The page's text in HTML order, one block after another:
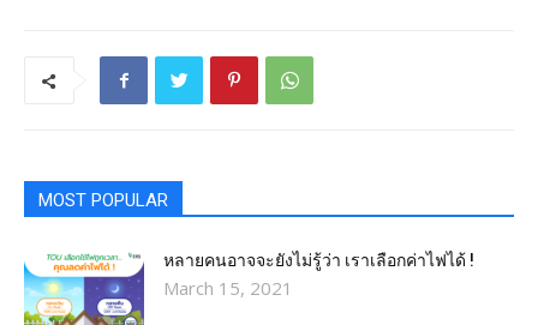
MOST POPULAR
หลายคนอาจจะยังไม่รู้ว่า เราเลือกค่าไฟได้ !
March 15, 2021